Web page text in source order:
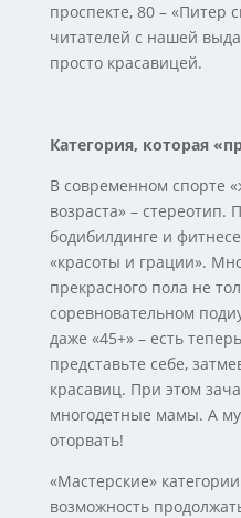
проспекте, 80 – «Питер
читателей с нашей
просто красавицей.
Категория, которая
В современном спорте
возраста» – стереотип.
бодибилдинге и
«красоты и грации».
прекрасного пола не
соревновательном
даже «45+» – есть
представьте себе,
красавиц. При этом
многодетные мамы. А
оторвать!
«Мастерские»
возможность